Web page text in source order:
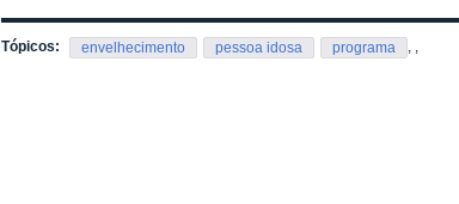
Tópicos: envelhecimento pessoa idosa programa